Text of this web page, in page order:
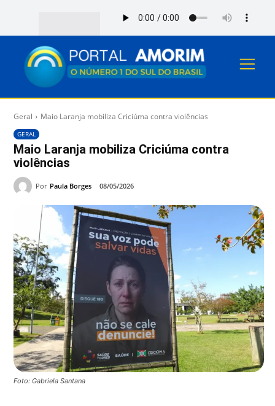
Geral Maio Laranja mobiliza Criciúma contra violências
GERAL
Maio Laranja mobiliza Criciúma contra
violências
Por Paula Borges 08/05/2026
Foto: Gabriela Santana